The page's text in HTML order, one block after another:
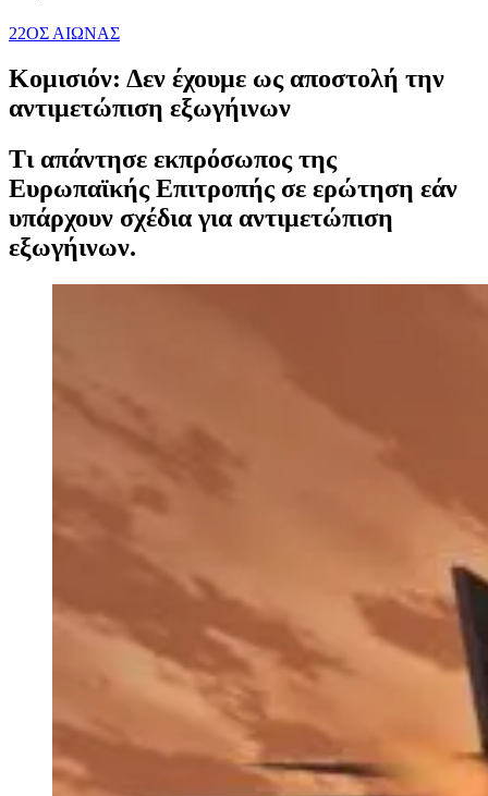
22ΟΣ ΑΙΩΝΑΣ
Κομισιόν: Δεν έχουμε ως αποστολή την
αντιμετώπιση εξωγήινων
Τι απάντησε εκπρόσωπος της
Ευρωπαϊκής Επιτροπής σε ερώτηση εάν
υπάρχουν σχέδια για αντιμετώπιση
εξωγήινων.